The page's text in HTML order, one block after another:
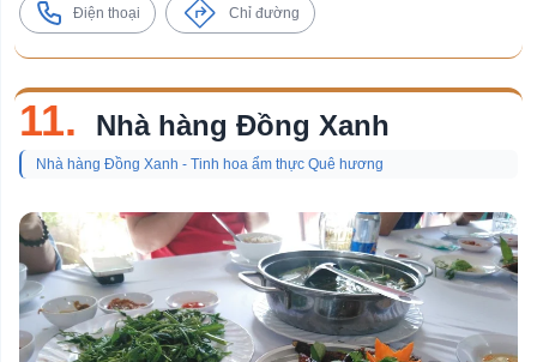
Điện thoại Chỉ đường
11. Nhà hàng Đồng Xanh
Nhà hàng Đồng Xanh - Tinh hoa ẩm thực Quê hương